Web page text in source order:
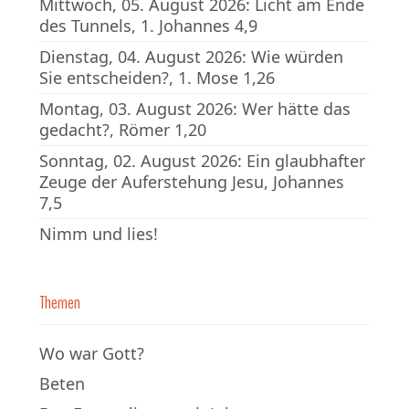
Mittwoch, 05. August 2026: Licht am Ende
des Tunnels, 1. Johannes 4,9
Dienstag, 04. August 2026: Wie würden
Sie entscheiden?, 1. Mose 1,26
Montag, 03. August 2026: Wer hätte das
gedacht?, Römer 1,20
Sonntag, 02. August 2026: Ein glaubhafter
Zeuge der Auferstehung Jesu, Johannes
7,5
Nimm und lies!
Themen
Wo war Gott?
Beten